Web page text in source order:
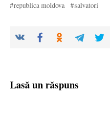
republica moldova salvatori
Lasă un răspuns